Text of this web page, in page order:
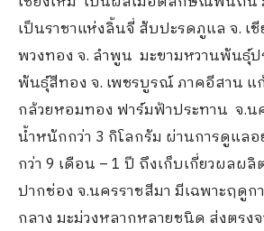
เป็นราชาแห่งลิ้นจี่ สับปะรดภูแล จ. เชี
พวงทอง จ. ลำพูน มะขามหวานพันธุ์ป
พันธุ์สีทอง จ. เพชรบูรณ์ ภาคอีสาน แก้
กล้วยหอมทอง ฟาร์มฟ้าประทาน จ.น
น้ำหนักกว่า 3 กิโลกรัม ผ่านการดูแล
กว่า 9 เดือน – 1 ปี ถึงเก็บเกี่ยวผลผ
ปากช่อง จ.นครราชสีมา มีเฉพาะฤดู
กลาง มะม่วงหลากหลายชนิด ส่งตรง